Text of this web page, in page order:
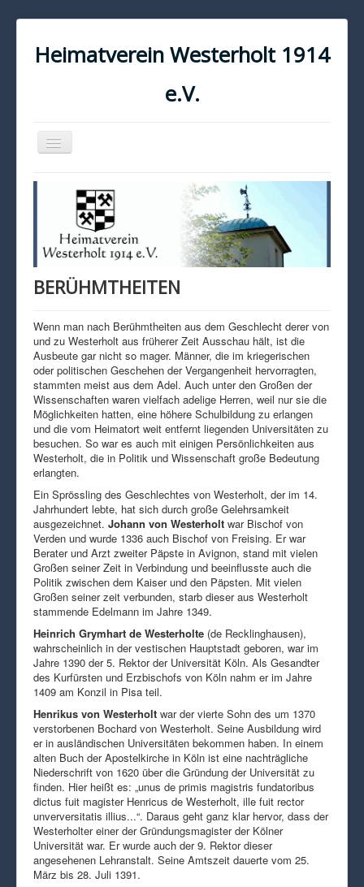
Heimatverein Westerholt 1914
e.V.
Navigation
an/aus
KONTAKT
IMPRESSUM
DATENSCHUTZ
BERÜHMTHEITEN
Wenn man nach Berühmtheiten aus dem Geschlecht derer von
und zu Westerholt aus früherer Zeit Ausschau hält, ist die
Ausbeute gar nicht so mager. Männer, die im kriegerischen
oder politischen Geschehen der Vergangenheit hervorragten,
stammten meist aus dem Adel. Auch unter den Großen der
Wissenschaften waren vielfach adelige Herren, weil nur sie die
Möglichkeiten hatten, eine höhere Schulbildung zu erlangen
und die vom Heimatort weit entfernt liegenden Universitäten zu
besuchen. So war es auch mit einigen Persönlichkeiten aus
Westerholt, die in Politik und Wissenschaft große Bedeutung
erlangten.
Ein Sprössling des Geschlechtes von Westerholt, der im 14.
Jahrhundert lebte, hat sich durch große Gelehrsamkeit
ausgezeichnet. Johann von Westerholt war Bischof von
Verden und wurde 1336 auch Bischof von Freising. Er war
Berater und Arzt zweiter Päpste in Avignon, stand mit vielen
Großen seiner Zeit in Verbindung und beeinflusste auch die
Politik zwischen dem Kaiser und den Päpsten. Mit vielen
Großen seiner zeit verbunden, starb dieser aus Westerholt
stammende Edelmann im Jahre 1349.
Heinrich Grymhart de Westerholte (de Recklinghausen),
wahrscheinlich in der vestischen Hauptstadt geboren, war im
Jahre 1390 der 5. Rektor der Universität Köln. Als Gesandter
des Kurfürsten und Erzbischofs von Köln nahm er im Jahre
1409 am Konzil in Pisa teil.
Henrikus von Westerholt war der vierte Sohn des um 1370
verstorbenen Bochard von Westerholt. Seine Ausbildung wird
er in ausländischen Universitäten bekommen haben. In einem
alten Buch der Apostelkirche in Köln ist eine nachträgliche
Niederschrift von 1620 über die Gründung der Universität zu
finden. Hier heißt es: „unus de primis magistris fundatoribus
dictus fuit magister Henricus de Westerholt, ille fuit rector
unverversitatis illius...“. Daraus geht ganz klar hervor, dass der
Westerholter einer der Gründungsmagister der Kölner
Universität war. Er wurde auch der 9. Rektor dieser
angesehenen Lehranstalt. Seine Amtszeit dauerte vom 25.
März bis 28. Juli 1391.